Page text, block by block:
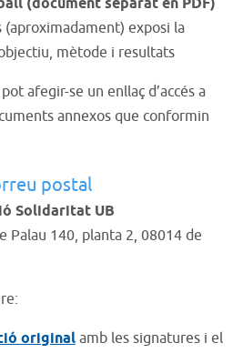
(document separat en PDF)
(aproximadament) exposi la
mètode i resultats
afegir-se un enllaç d’accés a
annexos que conformin
postal
Solidaritat UB
Palau 140, planta 2, 08014 de
originalamb les signatures i el